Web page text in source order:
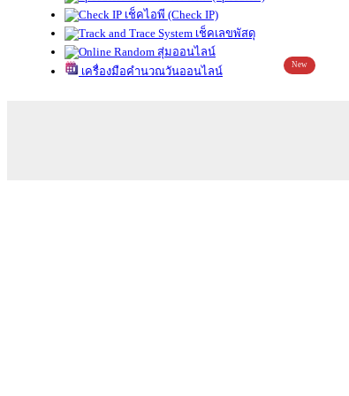
เช็คไอพี (Check IP)
เช็คเลขพัสดุ
สุ่มออนไลน์
เครื่องมือคำนวณวันออนไลน์
New